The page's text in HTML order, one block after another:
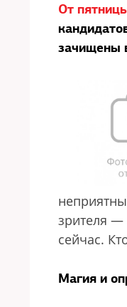
От
зачищены
зрителя —
сейчас.
Магия и